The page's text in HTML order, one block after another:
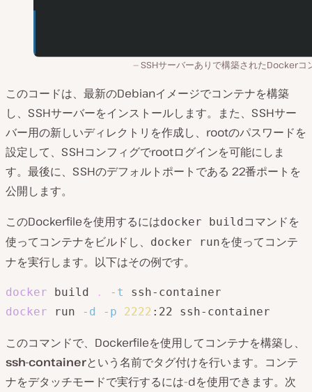
SSHサーバーありで構築されたDockerコ
このコードは、最新のDebianイメージでコンテナを構築
し、SSHサーバーをインストールします。また、SSHサー
バー用の新しいディレクトリを作成し、rootのパスワードを
設定して、SSHコンフィグでrootログインを可能にしま
す。最後に、SSHのデフォルトポートである 22番ポートを
公開します。
このDockerfileを使用するにはdocker buildコマンドを
使ってコンテナをビルドし、
docker runを使ってコンテ
ナを実行します。以下はその例です。
docker build . -t
docker run -d -p 2222 :22 ssh-container
このコマンドで、Dockerfileを使用してコンテナを構築し、
ssh-containerという名前でタグ付けを行います。コンテ
ナをデタッチモードで実行するには-dを使用できます。次